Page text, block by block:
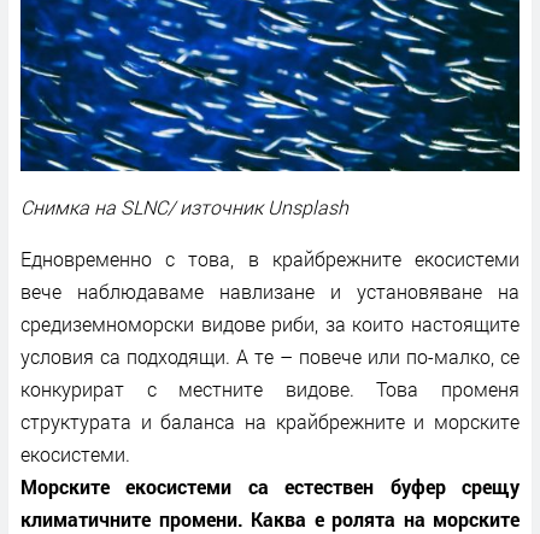
Снимка на SLNC/ източник Unsplash
Едновременно с това, в крайбрежните екосистеми
вече наблюдаваме навлизане и установяване на
средиземноморски видове риби, за които настоящите
условия са подходящи. А те – повече или по-малко, се
конкурират с местните видове. Това променя
структурата и баланса на крайбрежните и морските
екосистеми.
Морските екосистеми са естествен буфер срещу
климатичните промени. Каква е ролята на морските